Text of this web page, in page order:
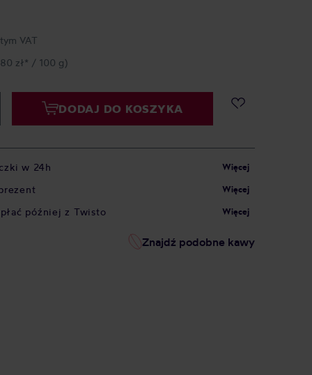
VAT
zł* / 100 g)
DODAJ DO KOSZYKA
w 24h Więcej
Więcej
później z Twisto Więcej
Znajdź podobne kawy